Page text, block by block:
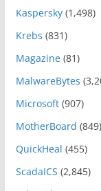
Kaspersky(1,498)
Krebs (831)
Magazine(81)
MalwareBytes
Microsoft(907)
MotherBoard (849)
QuickHeal (455)
ScadaICS (2,845)